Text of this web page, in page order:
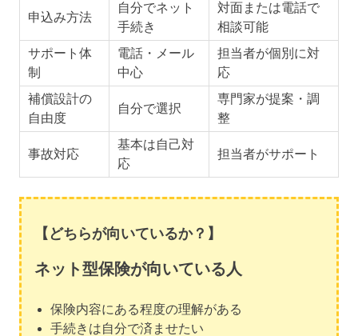
申込み方法
自分でネット
手続き
対面または電話で
相談可能
サポート体
制
電話・メール
中心
担当者が個別に対
応
補償設計の
自由度
自分で選択
専門家が提案・調
整
事故対応
基本は自己対
応
担当者がサポート
【どちらが向いているか？】
ネット型保険が向いている人
保険内容にある程度の理解がある
手続きは自分で済ませたい